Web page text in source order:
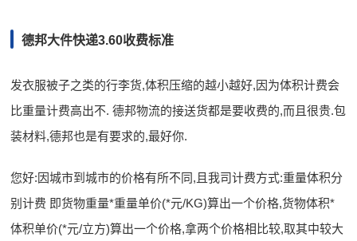
德邦大件快递3.60收费标准
发衣服被子之类的行李货,体积压缩的越小越好,因为体积计费会
比重量计费高出不. 德邦物流的接送货都是要收费的,而且很贵.包
装材料,德邦也是有要求的,最好你.
您好:因城市到城市的价格有所不同,且我司计费方式:重量体积分
别计费 即货物重量*重量单价(*元/KG)算出一个价格,货物体积*
体积单价(*元/立方)算出一个价格,拿两个价格相比较,取其中较大